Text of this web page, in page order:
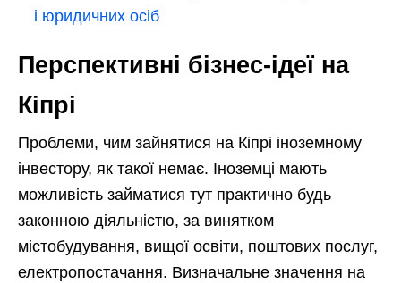
і юридичних осіб
Перспективні бізнес-ідеї на
Кіпрі
Проблеми, чим зайнятися на Кіпрі іноземному
інвестору, як такої немає. Іноземці мають
можливість займатися тут практично будь
законною діяльністю, за винятком
містобудування, вищої освіти, поштових послуг,
електропостачання. Визначальне значення на